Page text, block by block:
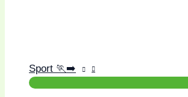
Sport 🏃‍➡️